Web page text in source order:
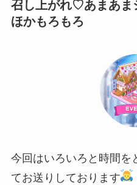
召し上がれ♡あまあ
ほかもろもろ
今回はいろいろと時間を
てお送りしております